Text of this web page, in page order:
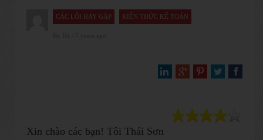
CÁC LỖI HAY GẶP KIẾN THỨC KẾ TOÁN
Xin chào các bạn! Tôi Thái Sơn